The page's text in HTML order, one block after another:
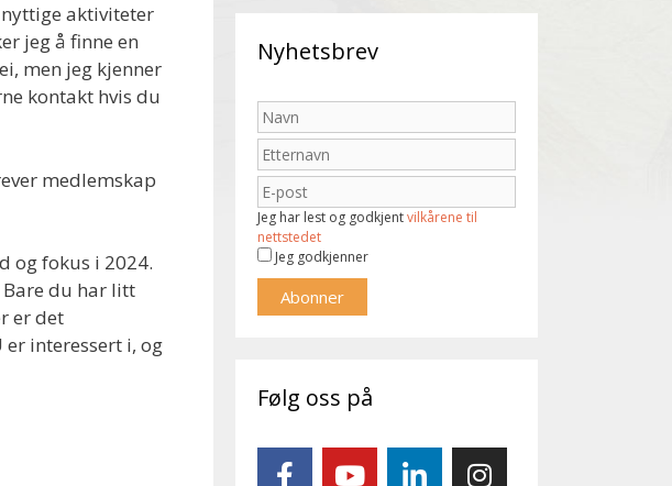
aktiviteter
jeg å finne en
men jeg kjenner
kontakt hvis du
medlemskap
og fokus i 2024.
Bare du har litt
er det
interessert i, og
Nyhetsbrev
Jeg har lest og godkjentvilkårene til
nettstedet
Jeg godkjenner
Følg oss på